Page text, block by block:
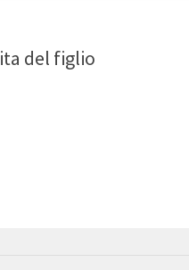
del figlio